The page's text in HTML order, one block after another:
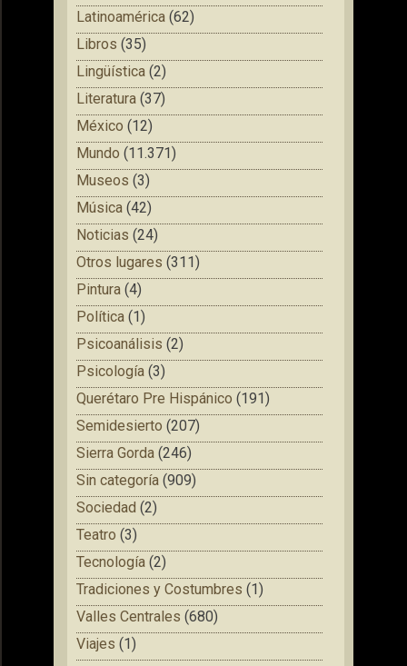
Latinoamérica (62)
Libros (35)
Lingüística (2)
Literatura (37)
México (12)
Mundo (11.371)
Museos (3)
Música (42)
Noticias (24)
Otros lugares (311)
Pintura (4)
Política (1)
Psicoanálisis (2)
Psicología (3)
Querétaro Pre Hispánico (191)
Semidesierto (207)
Sierra Gorda (246)
Sin categoría (909)
Sociedad (2)
Teatro (3)
Tecnología (2)
Tradiciones y Costumbres (1)
Valles Centrales (680)
Viajes (1)